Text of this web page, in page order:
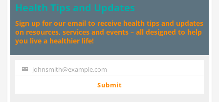
Health Tips and Updates
Sign up for our email to receive health tips and updates
on resources, services and events – all designed to help
you live a healthier life!
Your johnsmith@example.com
Submit